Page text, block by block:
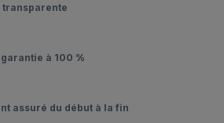
à 100 %
assuré du début à la fin